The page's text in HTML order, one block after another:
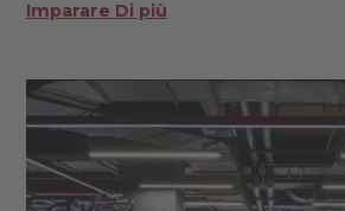
Imparare Di più